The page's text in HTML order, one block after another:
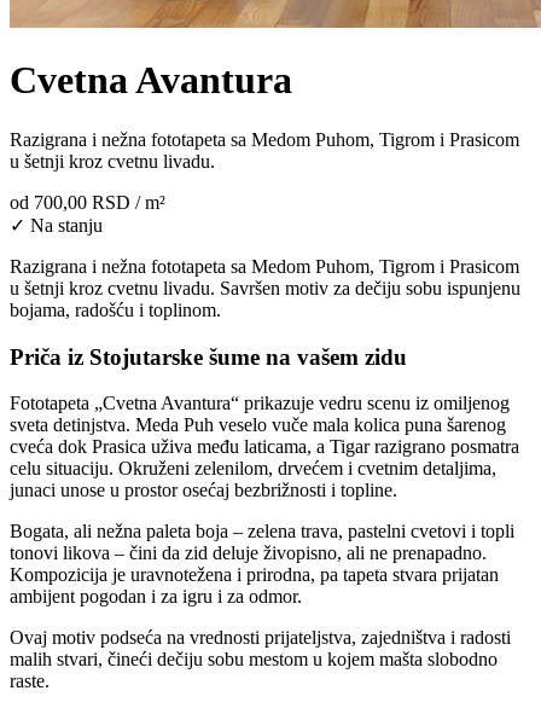
Cvetna Avantura
Razigrana i nežna fototapeta sa Medom Puhom, Tigrom i Prasicom
u šetnji kroz cvetnu livadu.
od 700,00 RSD / m²
✓ Na stanju
Razigrana i nežna fototapeta sa Medom Puhom, Tigrom i Prasicom
u šetnji kroz cvetnu livadu. Savršen motiv za dečiju sobu ispunjenu
bojama, radošću i toplinom.
Priča iz Stojutarske šume na vašem zidu
Fototapeta „Cvetna Avantura“ prikazuje vedru scenu iz omiljenog
sveta detinjstva. Meda Puh veselo vuče mala kolica puna šarenog
cveća dok Prasica uživa među laticama, a Tigar razigrano posmatra
celu situaciju. Okruženi zelenilom, drvećem i cvetnim detaljima,
junaci unose u prostor osećaj bezbrižnosti i topline.
Bogata, ali nežna paleta boja – zelena trava, pastelni cvetovi i topli
tonovi likova – čini da zid deluje živopisno, ali ne prenapadno.
Kompozicija je uravnotežena i prirodna, pa tapeta stvara prijatan
ambijent pogodan i za igru i za odmor.
Ovaj motiv podseća na vrednosti prijateljstva, zajedništva i radosti
malih stvari, čineći dečiju sobu mestom u kojem mašta slobodno
raste.